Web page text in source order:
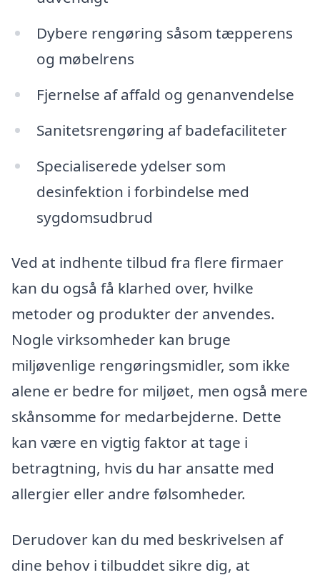
Dybere rengøring såsom tæpperens
og møbelrens
Fjernelse af affald og genanvendelse
Sanitetsrengøring af badefaciliteter
Specialiserede ydelser som
desinfektion i forbindelse med
sygdomsudbrud
Ved at indhente tilbud fra flere firmaer
kan du også få klarhed over, hvilke
metoder og produkter der anvendes.
Nogle virksomheder kan bruge
miljøvenlige rengøringsmidler, som ikke
alene er bedre for miljøet, men også mere
skånsomme for medarbejderne. Dette
kan være en vigtig faktor at tage i
betragtning, hvis du har ansatte med
allergier eller andre følsomheder.
Derudover kan du med beskrivelsen af
dine behov i tilbuddet sikre dig, at